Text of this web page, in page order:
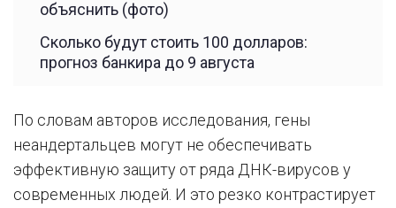
объяснить (фото)
Сколько будут стоить 100 долларов:
прогноз банкира до 9 августа
По словам авторов исследования, гены
неандертальцев могут не обеспечивать
эффективную защиту от ряда ДНК-вирусов у
современных людей. И это резко контрастирует